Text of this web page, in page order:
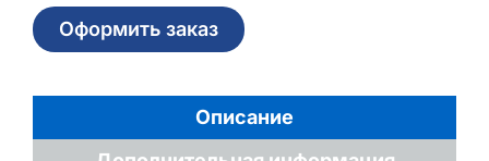
Оформить заказ
Описание